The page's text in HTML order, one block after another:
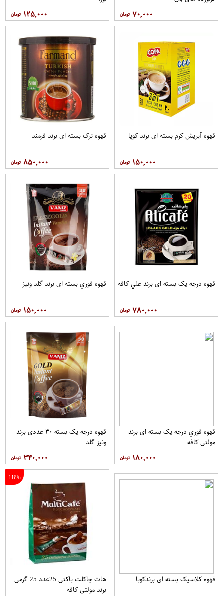
۷۰,۰۰۰ ۱۲۵,۰۰۰
قهوه آيريش کرم بسته ای برند کوپا
۱۵۰,۰۰۰
قهوه ترک بسته ای برند فرمند
۸۵۰,۰۰۰
قهوه درجه یک بسته ای برند علي کافه
۷۸۰,۰۰۰
قهوه فوري بسته ای برند گلد ونيز
۱۵۰,۰۰۰
قهوه فوري درجه یک بسته ای برند
مولتي کافه
۱۸۰,۰۰۰
قهوه درجه یک بسته ۳۰ عددی برند
ونيز گلد
۳۴۰,۰۰۰
قهوه کلاسيک بسته ای برندکوپا
18%
هات چاکلت پاکتي 25عدد 25 گرمی
برند مولتي کافه